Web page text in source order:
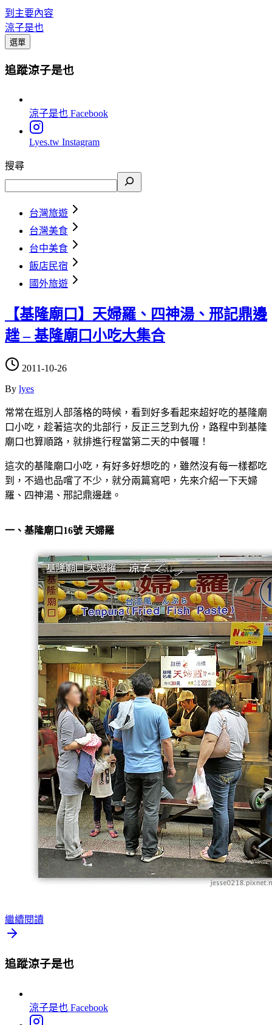
到主要內容
涼子是也
選單
追蹤涼子是也
涼子是也 Facebook
Lyes.tw Instagram
搜尋
台灣旅遊
台灣美食
台中美食
飯店民宿
國外旅遊
【基隆廟口】天婦羅、四神湯、邢記鼎邊
趖 – 基隆廟口小吃大集合
2011-10-26
By lyes
常常在逛別人部落格的時候，看到好多看起來超好吃的基隆廟
口小吃，趁著這次的北部行，反正三芝到九份，路程中到基隆
廟口也算順路，就排進行程當第二天的中餐囉！
這次的基隆廟口小吃，有好多好想吃的，雖然沒有每一樣都吃
到，不過也品嚐了不少，就分兩篇寫吧，先來介紹一下天婦
羅、四神湯、邢記鼎邊趖。
一、基隆廟口16號 天婦羅
繼續閱讀
追蹤涼子是也
涼子是也 Facebook